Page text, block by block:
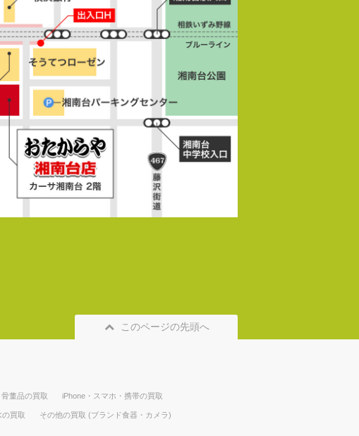
このページの先頭へ
骨董品の買取 iPhone・スマホ・携帯の買取
の買取 その他の買取 (ブランド食器・カメラ)